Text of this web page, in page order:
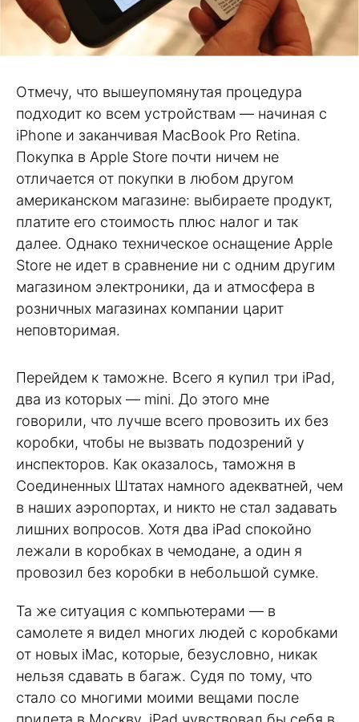
Отмечу, что вышеупомянутая процедура
подходит ко всем устройствам — начиная с
iPhone и заканчивая MacBook Pro Retina.
Покупка в Apple Store почти ничем не
отличается от покупки в любом другом
американском магазине: выбираете продукт,
платите его стоимость плюс налог и так
далее. Однако техническое оснащение Apple
Store не идет в сравнение ни с одним другим
магазином электроники, да и атмосфера в
розничных магазинах компании царит
неповторимая.
Перейдем к таможне. Всего я купил три iPad,
два из которых — mini. До этого мне
говорили, что лучше всего провозить их без
коробки, чтобы не вызвать подозрений у
инспекторов. Как оказалось, таможня в
Соединенных Штатах намного адекватней, чем
в наших аэропортах, и никто не стал задавать
лишних вопросов. Хотя два iPad спокойно
лежали в коробках в чемодане, а один я
провозил без коробки в небольшой сумке.
Та же ситуация с компьютерами — в
самолете я видел многих людей с коробками
от новых iMac, которые, безусловно, никак
нельзя сдавать в багаж. Судя по тому, что
стало со многими моими вещами после